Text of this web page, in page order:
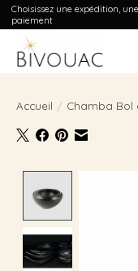
Choisissez une expédition,
paiement
Accueil / Chamba Bol